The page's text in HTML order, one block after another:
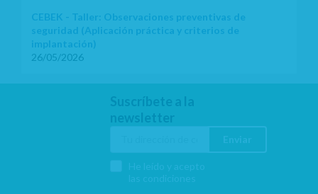
CEBEK - Taller: Observaciones preventivas de
seguridad (Aplicación práctica y criterios de
implantación)
26/05/2026
Suscríbete a la
newsletter